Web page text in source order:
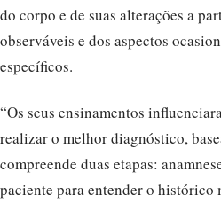
do corpo e de suas alterações a
observáveis e dos aspectos
específicos.
“Os seus ensinamentos
realizar o melhor diagnóstico,
compreende duas etapas:
paciente para entender o histórico